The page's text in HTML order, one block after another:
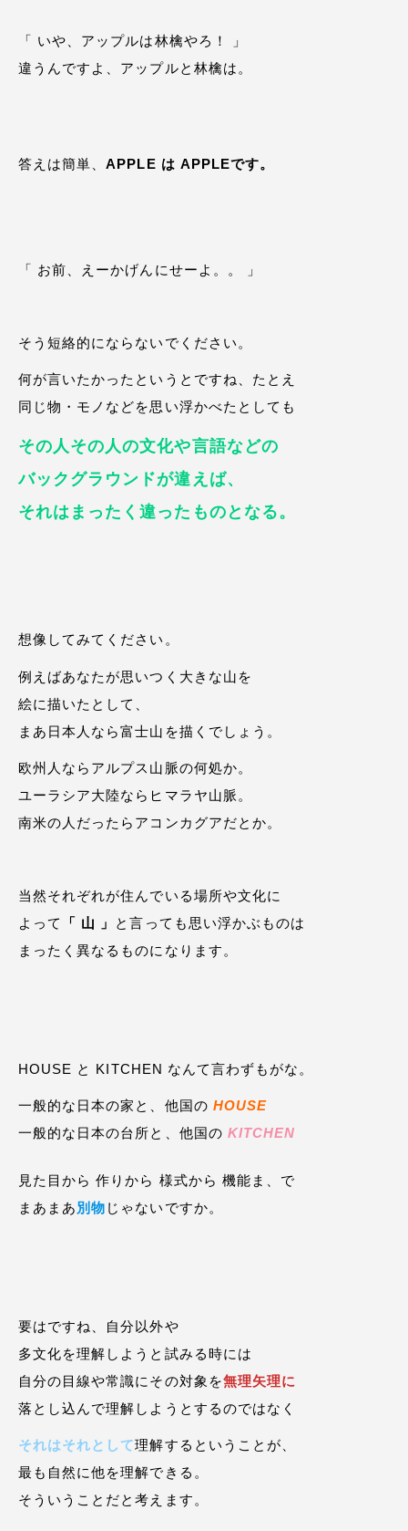
「 いや、アップルは林檎やろ！ 」
違うんですよ、アップルと林檎は。
答えは簡単、APPLE は APPLEです。
「 お前、えーかげんにせーよ。。 」
そう短絡的にならないでください。
何が言いたかったというとですね、たとえ
同じ物・モノなどを思い浮かべたとしても
その人その人の文化や言語などの
バックグラウンドが違えば、
それはまったく違ったものとなる。
想像してみてください。
例えばあなたが思いつく大きな山を
絵に描いたとして、
まあ日本人なら富士山を描くでしょう。
欧州人ならアルプス山脈の何処か。
ユーラシア大陸ならヒマラヤ山脈。
南米の人だったらアコンカグアだとか。
当然それぞれが住んでいる場所や文化に
よって
「 山 」 と言っても思い浮かぶものは
まったく異なるものになります。
HOUSE と KITCHEN なんて言わずもがな。
一般的な日本の家と、他国の HOUSE
一般的な日本の台所と、他国の KITCHEN
見た目から 作りから 様式から 機能ま、で
まあまあ別物 じゃないですか。
要はですね、自分以外や
多文化を理解しようと試みる時には
自分の目線や常識にその対象を無理矢理に
落とし込んで理解しようとするのではなく
それはそれとして理解するということが、
最も自然に他を理解できる。
そういうことだと考えます。